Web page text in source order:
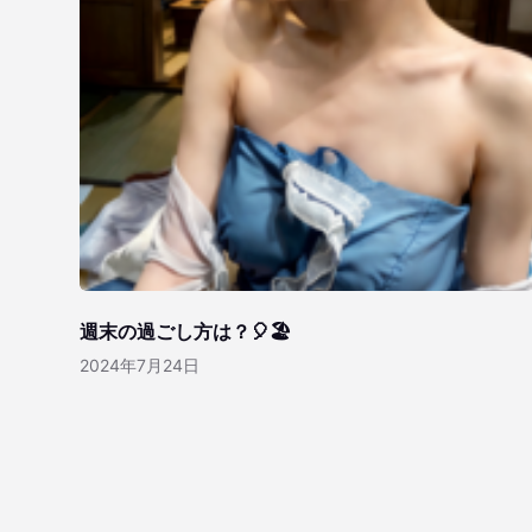
週末の過ごし方は？🎈🏖️
2024年7月24日